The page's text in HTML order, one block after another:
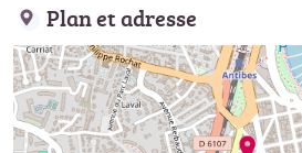
Plan et adresse